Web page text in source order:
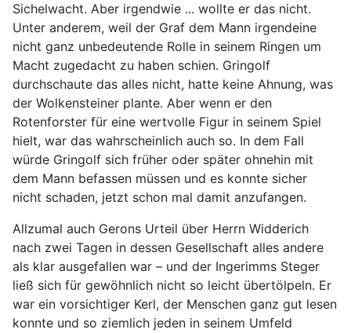
Sichelwacht. Aber irgendwie ... wollte er das nicht.
Unter anderem, weil der Graf dem Mann irgendeine
nicht ganz unbedeutende Rolle in seinem Ringen um
Macht zugedacht zu haben schien. Gringolf
durchschaute das alles nicht, hatte keine Ahnung, was
der Wolkensteiner plante. Aber wenn er den
Rotenforster für eine wertvolle Figur in seinem Spiel
hielt, war das wahrscheinlich auch so. In dem Fall
würde Gringolf sich früher oder später ohnehin mit
dem Mann befassen müssen und es konnte sicher
nicht schaden, jetzt schon mal damit anzufangen.
Allzumal auch Gerons Urteil über Herrn Widderich
nach zwei Tagen in dessen Gesellschaft alles andere
als klar ausgefallen war – und der Ingerimms Steger
ließ sich für gewöhnlich nicht so leicht übertölpeln. Er
war ein vorsichtiger Kerl, der Menschen ganz gut lesen
konnte und so ziemlich jeden in seinem Umfeld